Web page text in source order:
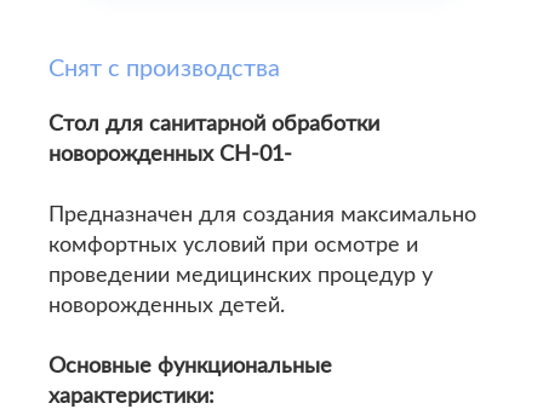
Снят с производства
Стол для санитарной обработки
новорожденных СН-01-
Предназначен для создания максимально
комфортных условий при осмотре и
проведении медицинских процедур у
новорожденных детей.
Основные функциональные
характеристики: